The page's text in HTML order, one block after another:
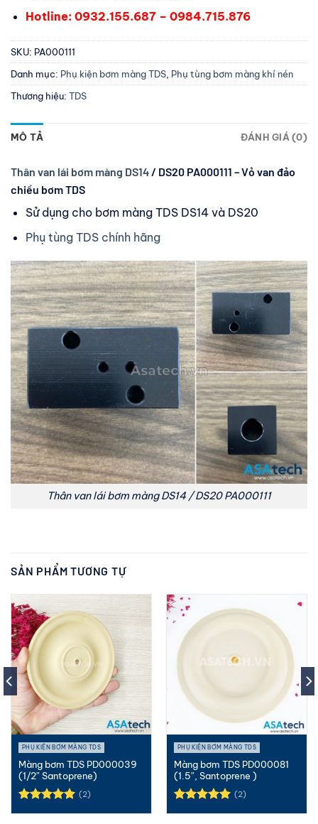
Hotline: 0932.155.687 – 0984.715.876
SKU: PA000111
Danh mục: Phụ kiện bơm màng TDS Phụ tùng bơm màng khí nén
Thương hiệu: TDS
MÔ TẢ ĐÁNH GIÁ (0)
Thân van lái bơm màng DS14/ DS20 PA000111 – Vỏ van đảo
chiều bơm TDS
Sử dụng cho bơm màng TDS DS14 và DS20
Phụ tùng TDS chính hãng
Thân van lái bơm màng DS14 / DS20 PA000111
SẢN PHẨM TƯƠNG TỰ
PHỤ KIỆN BƠM MÀNG TDS
Màng bơm TDS PD000039
(1/2″ Santoprene)
Được xếp
(2)
PHỤ KIỆN BƠM MÀNG TDS
Màng bơm TDS PD000081
(1.5″, Santoprene )
Được xếp
(2)